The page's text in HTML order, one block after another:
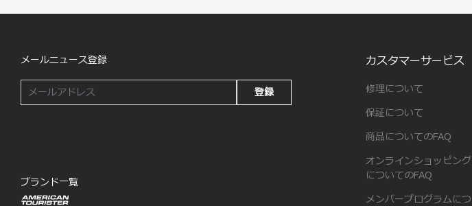
メールニュース登録
登録
ブランド一覧
カスタマーサービス
修理について
保証について
商品についてのFAQ
オンラインショッピング
についてのFAQ
メンバープログラムにつ